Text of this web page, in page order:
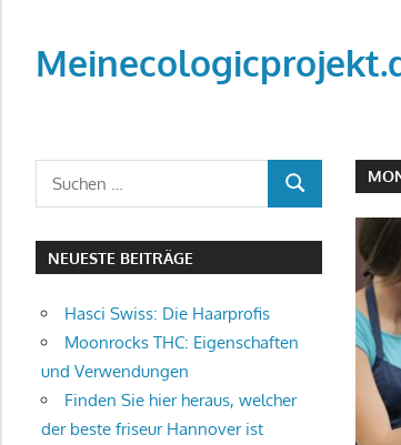
springen
NEUESTE BEITRÄGE
Hasci Swiss: Die Haarprofis
Moonrocks THC: Eigenschaften
und Verwendungen
Finden Sie hier heraus, welcher
der beste friseur Hannover ist